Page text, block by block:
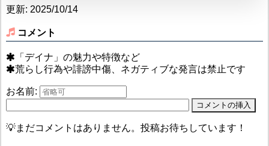
更新: 2025/10/14
コメント
「デイナ」の魅力や特徴など
荒らし行為や誹謗中傷、ネガティブな発言は禁止です
お名前:
💡まだコメントはありません。投稿お待ちしています！